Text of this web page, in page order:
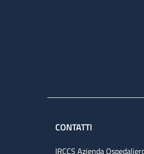
CONTATTI
IRCCS Azienda